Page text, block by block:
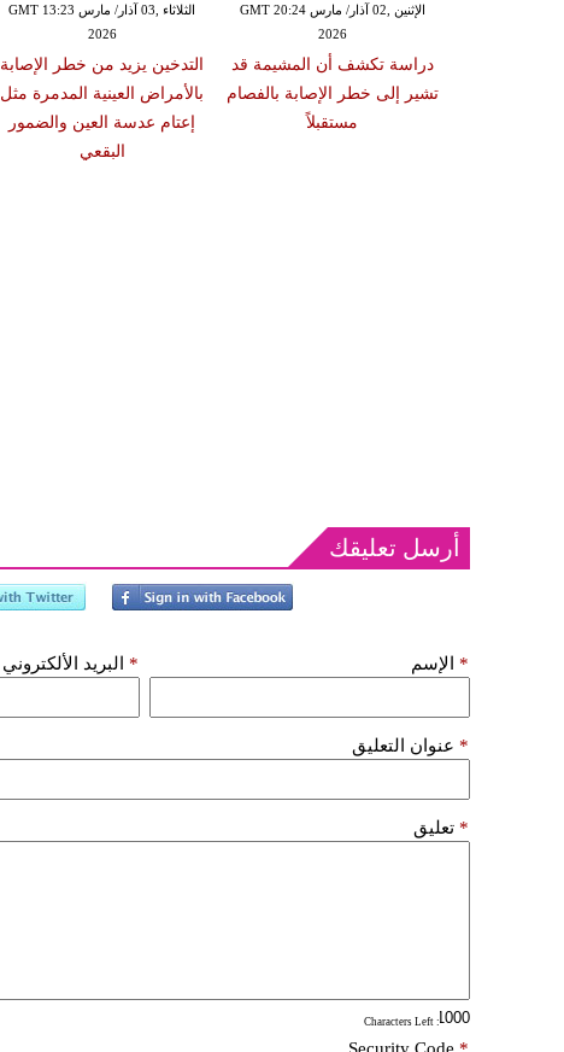
الثلاثاء ,03 آذار/ مارس GMT 13:23
2026
التدخين يزيد من خطر الإصابة
بالأمراض العينية المدمرة مثل
إعتام عدسة العين والضمور
البقعي
الإثنين ,02 آذار/ مارس GMT 20:24
2026
دراسة تكشف أن المشيمة قد
تشير إلى خطر الإصابة بالفصام
مستقبلاً
أرسل تعليقك
الإسم * البريد الألكتروني *
عنوان التعليق *
تعليق *
: Characters Left